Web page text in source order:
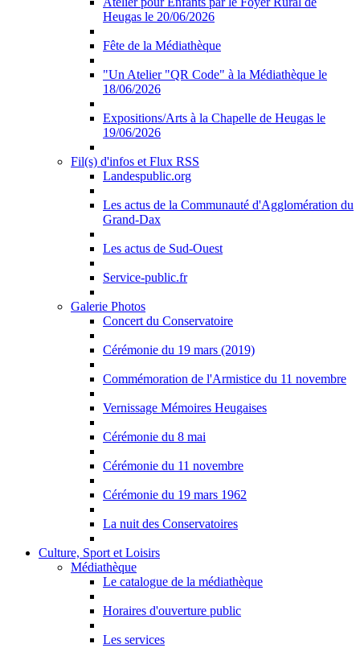
Heugas le 20/06/2026
Fête de la Médiathèque
"Un Atelier "QR Code" à la Médiathèque le
18/06/2026
Expositions/Arts à la Chapelle de Heugas le
19/06/2026
Fil(s) d'infos et Flux RSS
Landespublic.org
Les actus de la Communauté d'Agglomération du
Grand-Dax
Les actus de Sud-Ouest
Service-public.fr
Galerie Photos
Concert du Conservatoire
Cérémonie du 19 mars (2019)
Commémoration de l'Armistice du 11 novembre
Vernissage Mémoires Heugaises
Cérémonie du 8 mai
Cérémonie du 11 novembre
Cérémonie du 19 mars 1962
La nuit des Conservatoires
Culture, Sport et Loisirs
Médiathèque
Le catalogue de la médiathèque
Horaires d'ouverture public
Les services